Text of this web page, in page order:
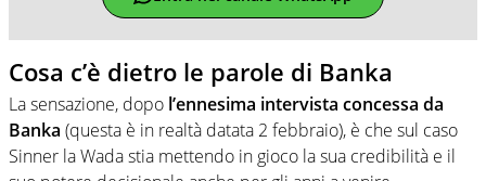
Cosa c’è dietro le parole di Banka
La sensazione, dopo l’ennesima intervista concessa da
Banka (questa è in realtà datata 2 febbraio), è che sul caso
Sinner la Wada stia mettendo in gioco la sua credibilità e il